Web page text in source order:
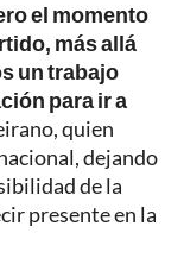
el momento
más allá
un trabajo
para ir a
quien
dejando
de la
presente en la